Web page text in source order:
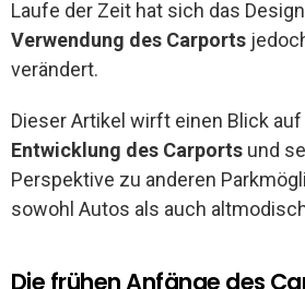
Laufe der Zeit hat sich das
Verwendung des Carports
verändert.
Dieser Artikel wirft einen Blick auf
Entwicklung des Carports und
Perspektive zu anderen
sowohl Autos als auch
Die frühen Anfänge des